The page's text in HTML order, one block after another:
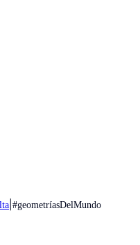
#geometríasDelMundo